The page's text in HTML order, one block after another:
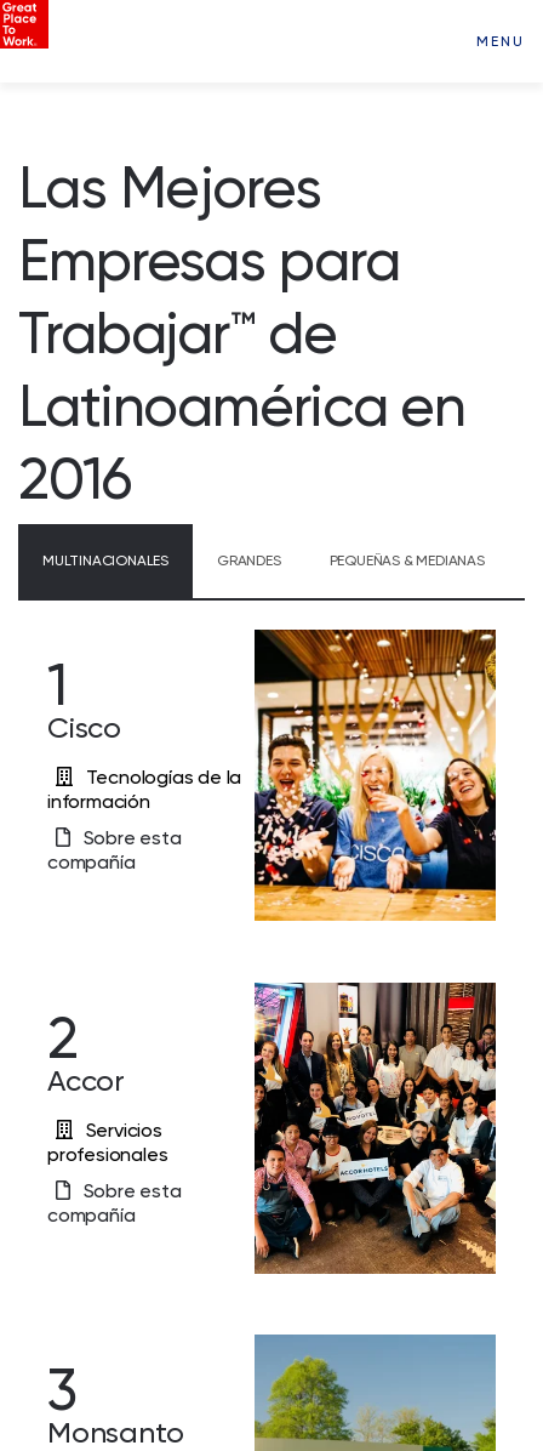
MENU
Las Mejores
Empresas para
Trabajar™de
Latinoamérica en
2016
MULTINACIONALES GRANDES PEQUEÑAS & MEDIANAS
1
Cisco
Tecnologías de la
información
Sobre esta
compañía
2
Accor
Servicios
profesionales
Sobre esta
compañía
3
Monsanto